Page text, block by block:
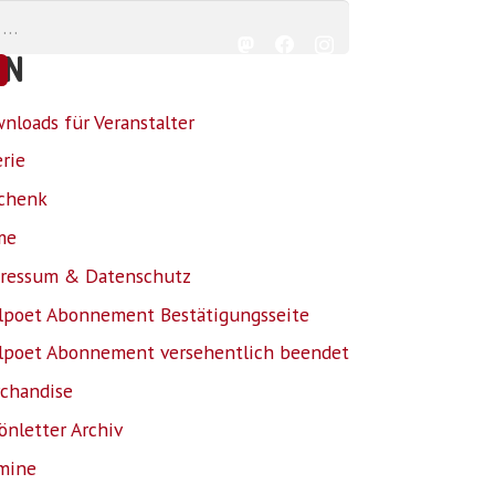
für Veranstalter
& Datenschutz
Abonnement Bestätigungsseite
Abonnement versehentlich beendet
Archiv